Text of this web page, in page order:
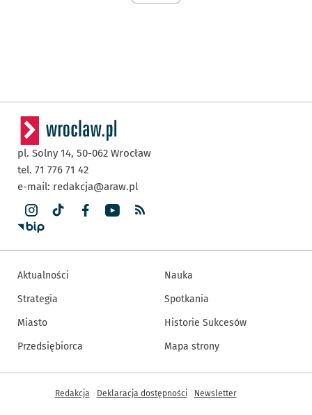
pl. Solny 14, 50-062 Wrocław
tel. 71 776 71 42
e-mail: redakcja@araw.pl
Aktualności
Strategia
Miasto
Przedsiębiorca
Nauka
Spotkania
Historie Sukcesów
Mapa strony
Inne informacje
Redakcja Deklaracja dostępności Newsletter